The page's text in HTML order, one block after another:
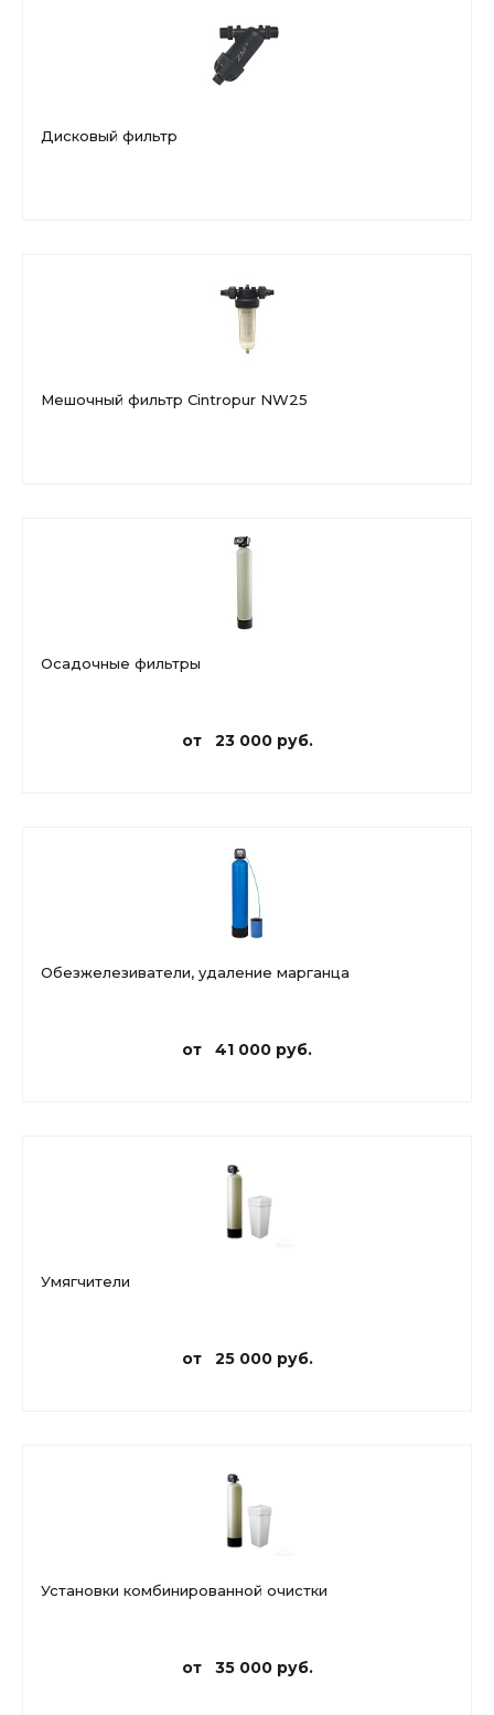
Дисковый фильтр
Мешочный фильтр Cintropur NW25
Осадочные фильтры
от 23 000 руб.
Обезжелезиватели, удаление марганца
от 41 000 руб.
Умягчители
от 25 000 руб.
Установки комбинированной очистки
от 35 000 руб.